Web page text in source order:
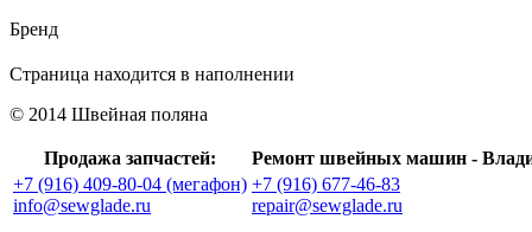
Бренд
Страница находится в наполнении
© 2014 Швейная поляна
Продажа запчастей:
Ремонт швейных машин -
+7 (916) 409-80-04 (мегафон)
info@sewglade.ru
+7 (916) 677-46-83
repair@sewglade.ru